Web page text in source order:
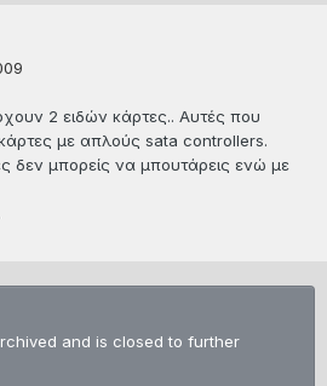
2 ειδών κάρτες.. Αυτές που
με απλούς sata controllers.
δεν μπορείς να μπουτάρεις ενώ με
and is closed to further